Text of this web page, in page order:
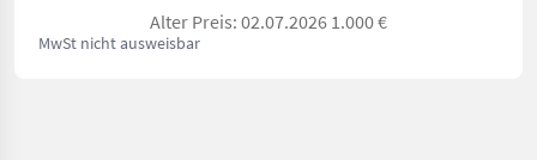
Alter Preis: 02.07.2026 1.000 €
MwSt nicht ausweisbar